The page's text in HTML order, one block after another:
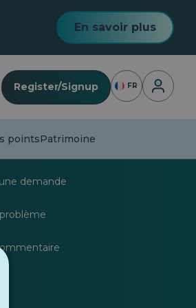
En savoir plus
Register/Signup FR
pointsPatrimoine
demande